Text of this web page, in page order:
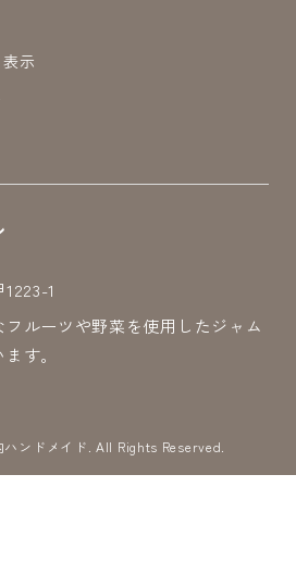
示
1
ルーツや野菜を使用したジャム
す。
ハンドメイド. All Rights Reserved.